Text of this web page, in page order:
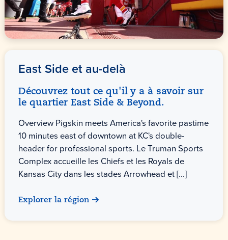
East Side et au-delà
Découvrez tout ce qu'il y a à savoir sur
le quartier East Side & Beyond.
Overview Pigskin meets America's favorite pastime
10 minutes east of downtown at KC's double-
header for professional sports. Le Truman Sports
Complex accueille les Chiefs et les Royals de
Kansas City dans les stades Arrowhead et [...]
Explorer la région